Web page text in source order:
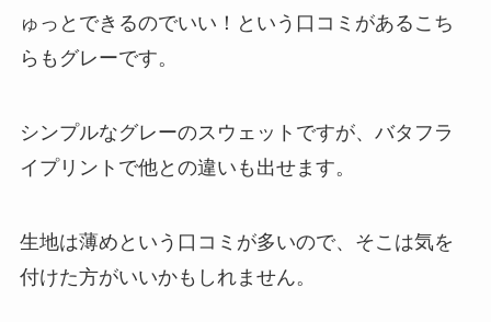
ゅっとできるのでいい！という口コミがあるこち
らもグレーです。
シンプルなグレーのスウェットですが、バタフラ
イプリントで他との違いも出せます。
生地は薄めという口コミが多いので、そこは気を
付けた方がいいかもしれません。